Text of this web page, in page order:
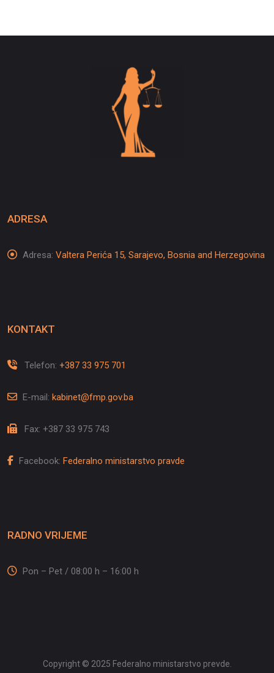
ADRESA
Adresa: Valtera Perića 15, Sarajevo, Bosnia and Herzegovina
KONTAKT
Telefon: +387 33 975 701
E-mail: kabinet@fmp.gov.ba
Fax: +387 33 975 743
Facebook: Federalno ministarstvo pravde
RADNO VRIJEME
Pon – Pet / 08:00 h – 16:00 h
Copyright © 2025 Federalno ministarstvo prevde.